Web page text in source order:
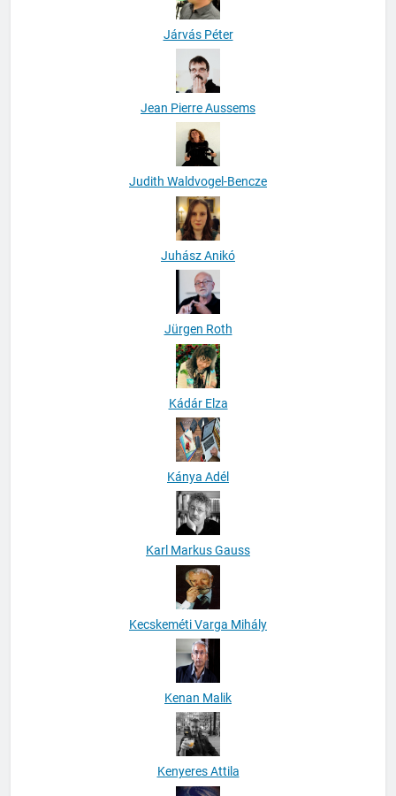
Járvás Péter
Jean Pierre Aussems
Judith Waldvogel-Bencze
Juhász Anikó
Jürgen Roth
Kádár Elza
Kánya Adél
Karl Markus Gauss
Kecskeméti Varga Mihály
Kenan Malik
Kenyeres Attila